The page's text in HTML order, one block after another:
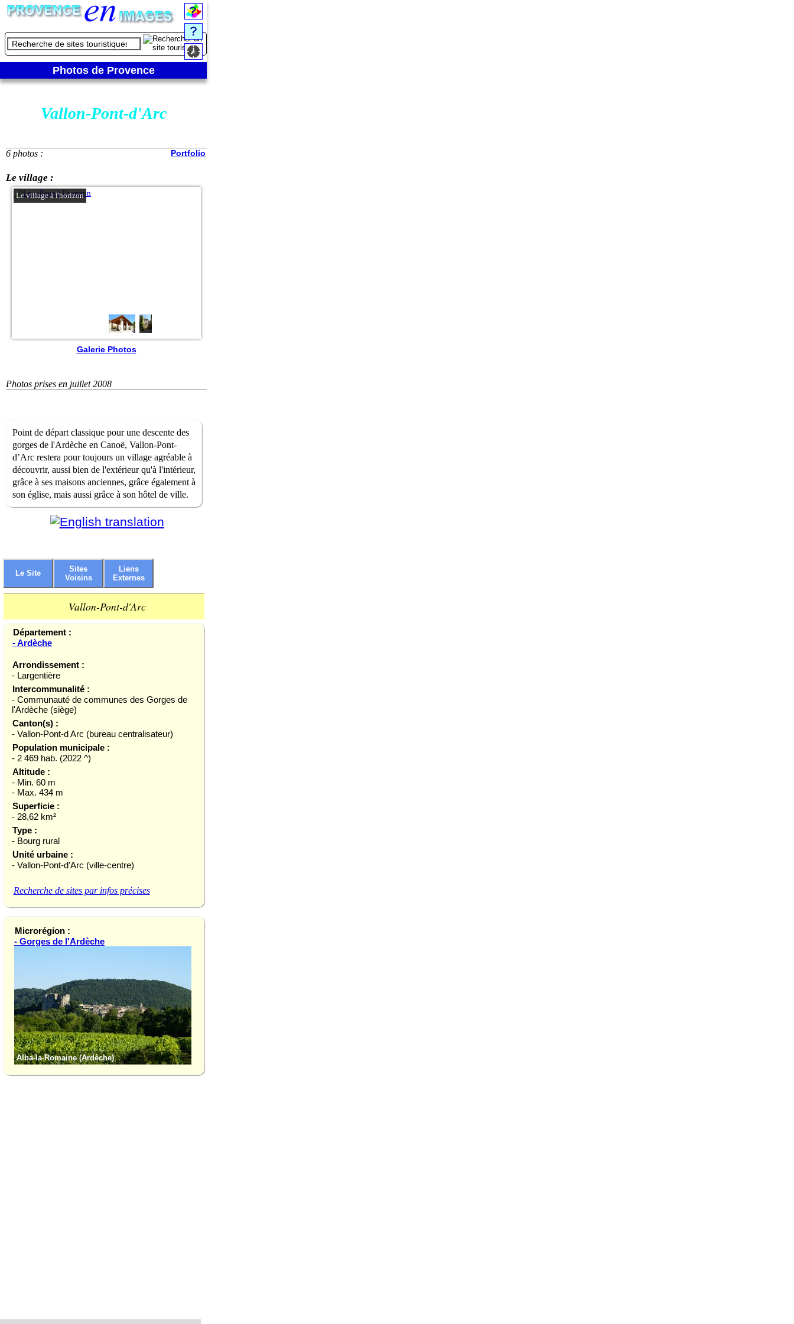
Photos de Provence
Vallon-Pont-d'Arc
6 photos : Portfolio
Le village :
Le village à l'horizon
Galerie Photos
Photos prises en juillet 2008
Point de départ classique pour une descente des
gorges de l'Ardèche en Canoë, Vallon-Pont-
d’Arc restera pour toujours un village agréable à
découvrir, aussi bien de l'extérieur qu'à l'intérieur,
grâce à ses maisons anciennes, grâce également à
son église, mais aussi grâce à son hôtel de ville.
Le Site
Sites
Voisins
Liens
Externes
Vallon-Pont-d'Arc
Département :
- Ardèche
Arrondissement :
- Largentière
Intercommunalité :
- Communauté de communes des Gorges de
l'Ardèche (siège)
Canton(s) :
- Vallon-Pont-d Arc (bureau centralisateur)
Population municipale :
- 2 469 hab. (2022 ^)
Altitude :
- Min. 60 m
- Max. 434 m
Superficie :
- 28,62 km²
Type :
- Bourg rural
Unité urbaine :
- Vallon-Pont-d'Arc (ville-centre)
Recherche de sites par infos précises
Microrégion :
- Gorges de l'Ardèche
Alba-la-Romaine (Ardèche)